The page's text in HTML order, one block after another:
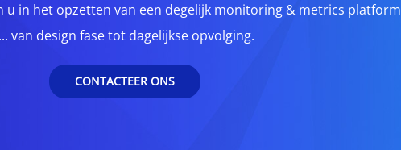
u in het opzetten van een degelijk monitoring & metrics platform
... van design fase tot dagelijkse opvolging.
CONTACTEER ONS